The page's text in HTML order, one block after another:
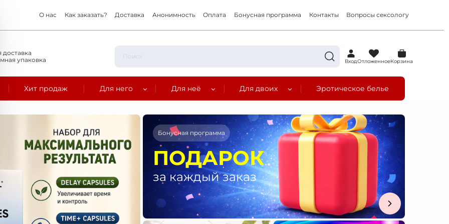
О нас Как заказать? Доставка Анонимность Оплата Бонусная программа Контакты Вопросы сексологу
доставка
упаковка
ВходОтложенное
0
Корзина
Хит продаж Для него Для неё Для двоих Эротическое белье
Бонусная программа
ПОДАРОК
за каждый заказ